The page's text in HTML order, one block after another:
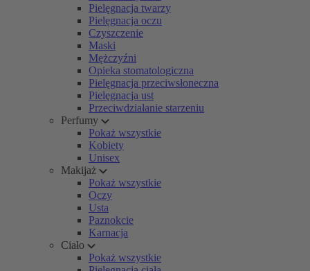
Pielęgnacja twarzy
Pielęgnacja oczu
Czyszczenie
Maski
Mężczyźni
Opieka stomatologiczna
Pielęgnacja przeciwsłoneczna
Pielęgnacja ust
Przeciwdziałanie starzeniu
Perfumy
Pokaż wszystkie
Kobiety
Unisex
Makijaż
Pokaż wszystkie
Oczy
Usta
Paznokcie
Karnacja
Ciało
Pokaż wszystkie